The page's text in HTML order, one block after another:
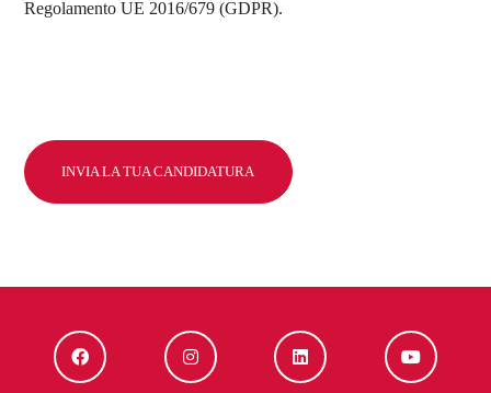
Regolamento UE 2016/679 (GDPR).
INVIA LA TUA CANDIDATURA